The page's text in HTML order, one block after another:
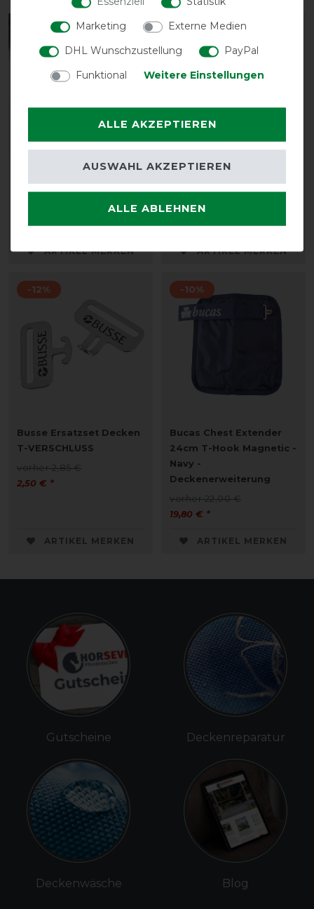
-10%
Extra 300g - navy/gold
139,50 € *
ARTIKEL MERKEN
-15%
groß
vorher 2,95 €
2,50 € *
ARTIKEL MERKEN
-12%
Busse Ersatzset Decken
T-VERSCHLUSS
vorher 2,85 €
2,50 € *
ARTIKEL MERKEN
-10%
Bucas Chest Extender
24cm T-Hook Magnetic -
Navy -
Deckenerweiterung
vorher 22,00 €
19,80 € *
ARTIKEL MERKEN
Gutscheine
Deckenwäsche
Deckenreparatur
Blog
Marketing
Externe Medien
DHL Wunschzustellung
PayPal
Funktional
Weitere Einstellungen
ALLE AKZEPTIEREN
ALLE ABLEHNEN
AUSWAHL AKZEPTIEREN